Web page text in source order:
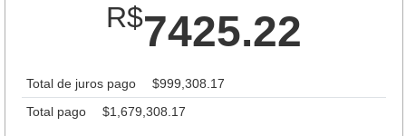
R$7425.22
Total de juros pago
$999,308.17
Total pago
$1,679,308.17